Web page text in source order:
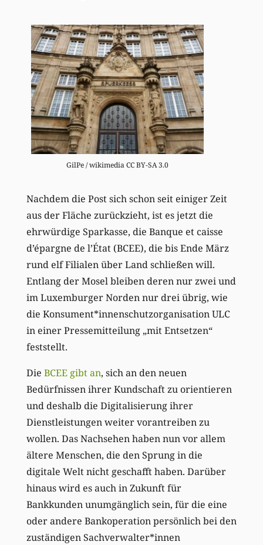
GilPe / wikimedia CC BY-SA 3.0
Nachdem die Post sich schon seit einiger Zeit
aus der Fläche zurückzieht, ist es jetzt die
ehrwürdige Sparkasse, die Banque et caisse
d’épargne de l’État (BCEE), die bis Ende März
rund elf Filialen über Land schließen will.
Entlang der Mosel bleiben deren nur zwei und
im Luxemburger Norden nur drei übrig, wie
die Konsument*innenschutzorganisation ULC
in einer Pressemitteilung „mit Entsetzen“
feststellt.
Die BCEE gibt an, sich an den neuen
Bedürfnissen ihrer Kundschaft zu orientieren
und deshalb die Digitalisierung ihrer
Dienstleistungen weiter vorantreiben zu
wollen. Das Nachsehen haben nun vor allem
ältere Menschen, die den Sprung in die
digitale Welt nicht geschafft haben. Darüber
hinaus wird es auch in Zukunft für
Bankkunden unumgänglich sein, für die eine
oder andere Bankoperation persönlich bei den
zuständigen Sachverwalter*innen